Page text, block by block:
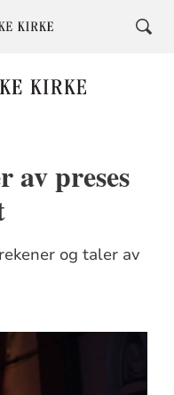
av preses
og taler av